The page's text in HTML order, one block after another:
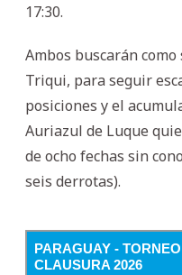
17:30.
Ambos buscarán
Triqui, para seguir
posiciones y el
Auriazul de Luque
de ocho fechas sin
seis derrotas).